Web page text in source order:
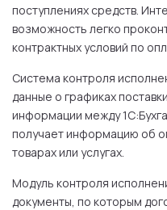
поступлениях средств.
возможность легко
контрактных условий по
Система контроля
данные о графиках
информации между
получает информацию об
товарах или услугах.
Модуль контроля
документы, по которым